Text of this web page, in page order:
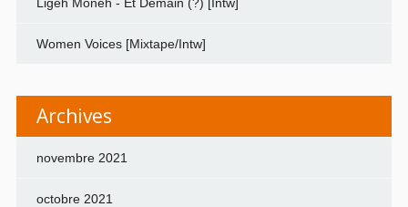
Women Voices [Mixtape/Intw]
Archives
novembre 2021
octobre 2021